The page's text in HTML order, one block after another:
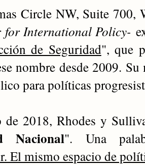
Circle NW, Suite 700,
for International Policy-
de Seguridad", que
nombre desde 2009.
para políticas
de 2018, Rhodes y
Nacional". Una
El mismo espacio de